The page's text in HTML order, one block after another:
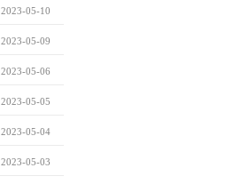
2023-05-10
2023-05-09
2023-05-06
2023-05-05
2023-05-04
2023-05-03